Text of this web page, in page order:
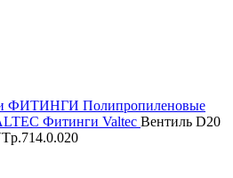
ФИТИНГИ Полипропиленовые
Фитинги Valtec Вентиль D20